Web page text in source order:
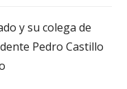
y su colega de
Pedro Castillo